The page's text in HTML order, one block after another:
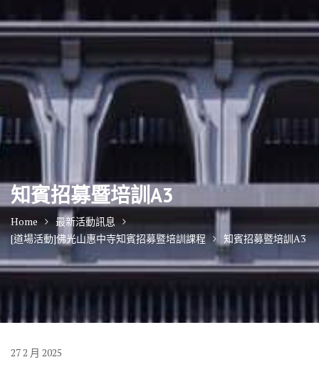
知賓招募暨培訓A3
Home
最新活動訊息
[道場活動]佛光山惠中寺知賓招募暨培訓課程
知賓招募暨培訓A3
272 月 2025